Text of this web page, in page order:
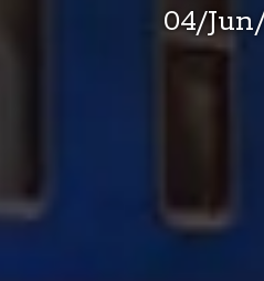
04/Jun